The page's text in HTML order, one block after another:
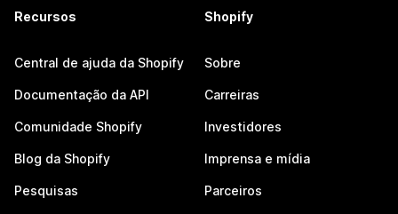
Recursos
Central de ajuda da Shopify
Documentação da API
Comunidade Shopify
Blog da Shopify
Pesquisas
Shopify
Sobre
Carreiras
Investidores
Imprensa e mídia
Parceiros